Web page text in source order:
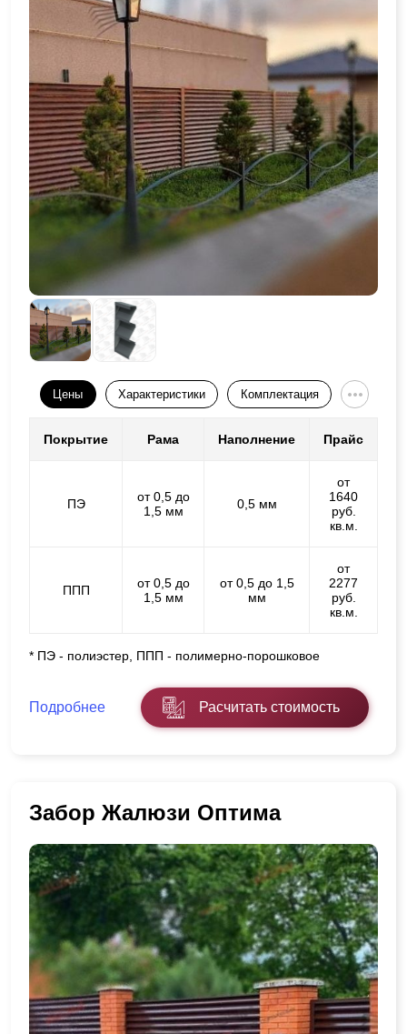
Цены Характеристики Комплектация
Покрытие Рама Наполнение Прайс
ПЭ
от 0,5 до
1,5 мм
0,5 мм
от
1640
руб.
кв.м.
ППП
от 0,5 до
1,5 мм
от 0,5 до 1,5
мм
от
2277
руб.
кв.м.
* ПЭ - полиэстер, ППП - полимерно-порошковое
Подробнее Расчитать стоимость
Забор Жалюзи Оптима